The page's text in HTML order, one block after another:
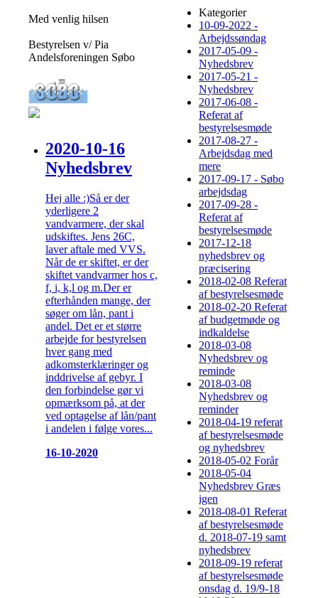
Med venlig hilsen
Bestyrelsen v/ Pia
Andelsforeningen Søbo
2020-10-16
Nyhedsbrev
Hej alle :)Så er der
yderligere 2
vandvarmere, der skal
udskiftes. Jens 26C,
laver aftale med VVS.
Når de er skiftet, er der
skiftet vandvarmer hos c,
f, i, k,l og m.Der er
efterhånden mange, der
søger om lån, pant i
andel. Det er et større
arbejde for bestyrelsen
hver gang med
adkomsterklæringer og
inddrivelse af gebyr. I
den forbindelse gør vi
opmærksom på, at der
ved optagelse af lån/pant
i andelen i følge vores...
16-10-2020
Kategorier
10-09-2022 -
Arbejdssøndag
2017-05-09 -
Nyhedsbrev
2017-05-21 -
Nyhedsbrev
2017-06-08 -
Referat af
bestyrelsesmøde
2017-08-27 -
Arbejdsdag med
mere
2017-09-17 - Søbo
arbejdsdag
2017-09-28 -
Referat af
bestyrelsesmøde
2017-12-18
nyhedsbrev og
præcisering
2018-02-08 Referat
af bestyrelsesmøde
2018-02-20 Referat
af budgetmøde og
indkaldelse
2018-03-08
Nyhedsbrev og
reminde
2018-03-08
Nyhedsbrev og
reminder
2018-04-19 referat
af bestyrelsesmøde
og nyhedsbrev
2018-05-02 Forår
2018-05-04
Nyhedsbrev Græs
igen
2018-08-01 Referat
af bestyrelsesmøde
d. 2018-07-19 samt
nyhedsbrev
2018-09-19 referat
af bestyrelsesmøde
onsdag d. 19/9-18